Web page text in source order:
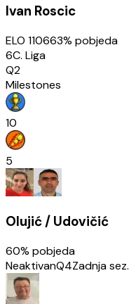
Ivan Roscic
ELO 110663% pobjeda
6C. Liga
Q2
Milestones
10
5
Olujić / Udovičić
60% pobjeda
NeaktivanQ4Zadnja sez.